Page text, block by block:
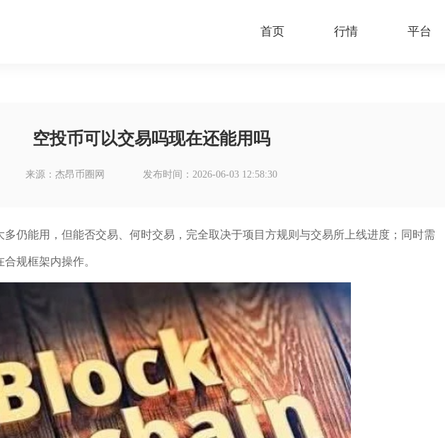
首页 行情 平台
空投币可以交易吗现在还能用吗
来源：杰昂币圈网 发布时间：2026-06-03 12:58:30
多仍能用，但能否交易、何时交易，完全取决于项目方规则与交易所上线进度；同时需
规框架内操作。